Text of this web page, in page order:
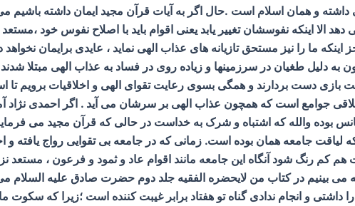
و همان اسلام است .حال اگر به آیات قرآن مجید ایمان داشته باشیم می
الا اینکه نفوسشان تغییر یابد یعنی اقوام باید با اصلاح نفوس خود
اینکه ما را نیز مستحق تازیانه های عذاب الهی نماید ، عایدی برایمان
ثمود و فرعون به دلیل طغیان در سرزمینها و زیاده روی در فساد به عذاب الهی
بازی دست بردارند و همگی بسوی رعایت تقوای الهی و اخلاقیات برویم
اخلاقی جوامع است که همچون عذاب الهی بر سرشان می آید . اگر احمدی نژاد
بوده والله که اشتباه و شرک به خداست در حالی که قرآن مجید می
لیاقت جامعه همان بوده است. زمانی که در جامعه بی تقوایی رواج یافته و
کم رنگ شود آنگاه این جامعه مانند اقوام عاد و ثمود و فرعون ،
بینیم در کتاب من لایحضره الفقیه جلد دوم حضرت صادق علیه السلام می
و انجام ندادی گناه تو هفتاد برابر غیبت کننده است ؛زیرا که سکوت